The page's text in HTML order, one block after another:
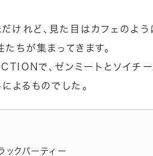
けれど、見た目はカフェのよ
ちが集まってきます。
で、ゼンミートとソイチ
よるものでした。
ックパーティー